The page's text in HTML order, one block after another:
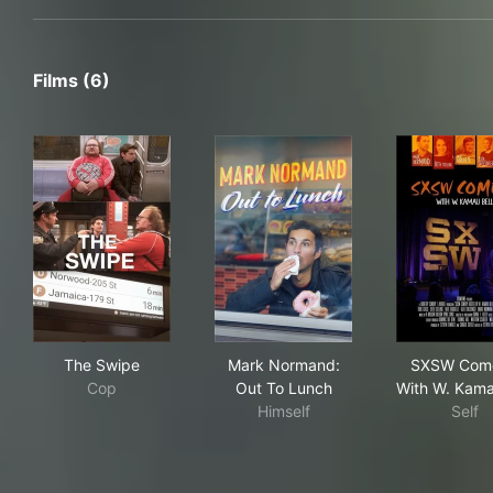
Films (6)
The Swipe
Cop
Mark Normand:
Out To Lunch
Himself
SXSW
With W.
Self